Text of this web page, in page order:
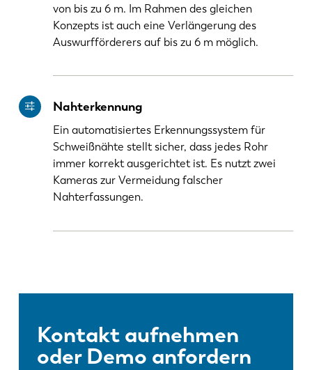
von bis zu 6 m. Im Rahmen des gleichen
Konzepts ist auch eine Verlängerung des
Auswurfförderers auf bis zu 6 m möglich.
Nahterkennung
Ein automatisiertes Erkennungssystem für
Schweißnähte stellt sicher, dass jedes Rohr
immer korrekt ausgerichtet ist. Es nutzt zwei
Kameras zur Vermeidung falscher
Nahterfassungen.
Kontakt aufnehmen
oder Demo anfordern